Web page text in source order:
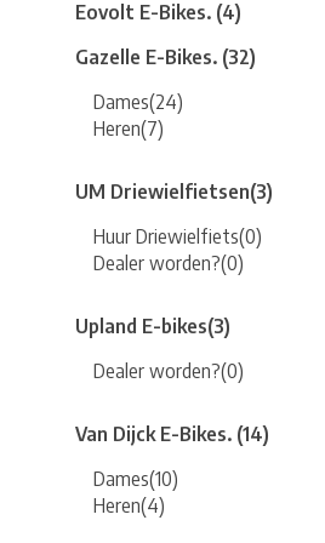
Eovolt E-Bikes. (4)
Gazelle E-Bikes. (32)
Dames(24)
Heren(7)
UM Driewielfietsen(3)
Huur Driewielfiets(0)
Dealer worden?(0)
Upland E-bikes(3)
Dealer worden?(0)
Van Dijck E-Bikes. (14)
Dames(10)
Heren(4)